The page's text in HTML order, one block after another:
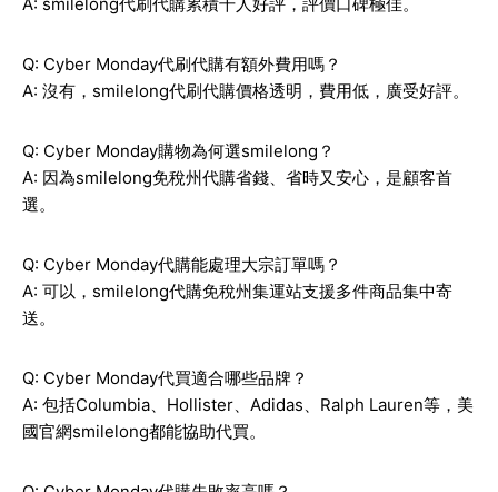
Q: Cyber Monday代刷代購有額外費用嗎？
A: 沒有，smilelong代刷代購價格透明，費用低，廣受好評。
Q: Cyber Monday購物為何選smilelong？
A: 因為smilelong免稅州代購省錢、省時又安心，是顧客首
選。
Q: Cyber Monday代購能處理大宗訂單嗎？
A: 可以，smilelong代購免稅州集運站支援多件商品集中寄
送。
Q: Cyber Monday代買適合哪些品牌？
A: 包括Columbia、Hollister、Adidas、Ralph Lauren等，美
國官網smilelong都能協助代買。